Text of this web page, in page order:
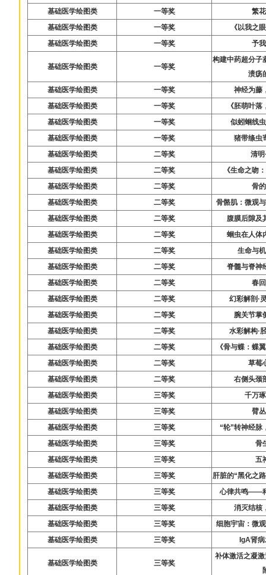
基础医学绘图类
一等奖
繁
基础医学绘图类
一等奖
《以我之
基础医学绘图类
一等奖 予
基础医学绘图类 一等奖
构建中药超分子
溃疡
基础医学绘图类
一等奖
神经为藤
基础医学绘图类
一等奖
《胚萌叶
基础医学绘图类
一等奖
似蚓蛔线
基础医学绘图类
一等奖
猪带绦虫
基础医学绘图类
二等奖
清明
基础医学绘图类
二等奖
《生命之吻
基础医学绘图类
二等奖
骨
基础医学绘图类
二等奖
骨骼肌：微观
基础医学绘图类
二等奖
腹膜后隙及
基础医学绘图类
二等奖
蛔虫在人体
基础医学绘图类
二等奖
生命与
基础医学绘图类
二等奖
脊髓与脊神
基础医学绘图类
二等奖
春
基础医学绘图类
二等奖
幻彩解剖·
基础医学绘图类
二等奖
腕关节掌
基础医学绘图类
二等奖
水彩解构·
基础医学绘图类
二等奖
《骨与蝶：蝶
基础医学绘图类
二等奖
草莓
基础医学绘图类
二等奖
右侧头颈
基础医学绘图类
三等奖
千万
基础医学绘图类
三等奖
臂
基础医学绘图类
三等奖
“轮”转神经脉
基础医学绘图类
三等奖
骨
基础医学绘图类
三等奖
五
基础医学绘图类
三等奖
肝脏的“黑化之
基础医学绘图类
三等奖
心律共鸣——
基础医学绘图类
三等奖
消灭结核
基础医学绘图类
三等奖
细胞宇宙：微
基础医学绘图类
三等奖 IgA肾
基础医学绘图类 三等奖
补体激活之凝